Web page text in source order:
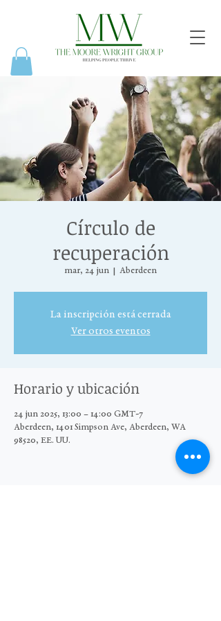
Círculo de
recuperación
mar, 24 jun
  |
Aberdeen
La inscripción está cerrada
Ver otros eventos
Horario y ubicación
24 jun 2025, 13:00 – 14:00 GMT-7
Aberdeen, 1401 Simpson Ave, Aberdeen, WA
98520, EE. UU.